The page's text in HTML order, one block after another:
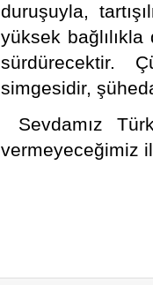
duruşuyla,
yüksek
sürdürecektir.
simgesidir,
Sevdamız
vermeyeceğimiz